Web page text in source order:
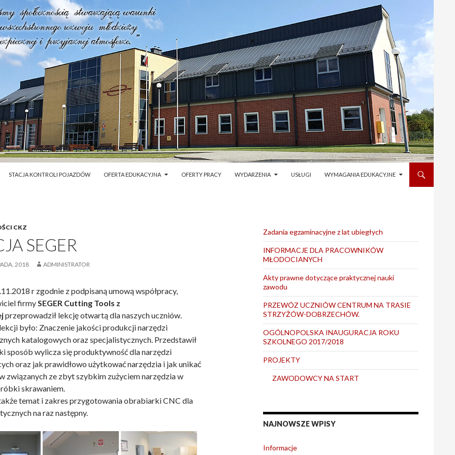
STACJA KONTROLI POJAZDÓW OFERTA EDUKACYJNA OFERTY PRACY WYDARZENIA USŁUGI WYMAGANIA EDUKACYJNE
CKZ
SEGER
2018 ADMINISTRATOR
r zgodnie z podpisaną umową współpracy,
firmySEGER Cutting Tools z
przeprowadził lekcję otwartą dla naszych uczniów.
było: Znaczenie jakości produkcji narzędzi
katalogowych oraz specjalistycznych. Przedstawił
sposób wylicza się produktywność dla narzędzi
oraz jak prawidłowo użytkować narzędzia i jak unikać
związanych ze zbyt szybkim zużyciem narzędzia w
skrawaniem.
temat i zakres przygotowania obrabiarki CNC dla
na raz następny.
Zadania egzaminacyjne z lat ubiegłych
INFORMACJE DLA PRACOWNIKÓW
MŁODOCIANYCH
Akty prawne dotyczące praktycznej nauki
zawodu
PRZEWÓZ UCZNIÓW CENTRUM NA TRASIE
STRZYŻÓW-DOBRZECHÓW.
OGÓLNOPOLSKA INAUGURACJA ROKU
SZKOLNEGO 2017/2018
PROJEKTY
ZAWODOWCY NA START
NAJNOWSZE WPISY
Informacje